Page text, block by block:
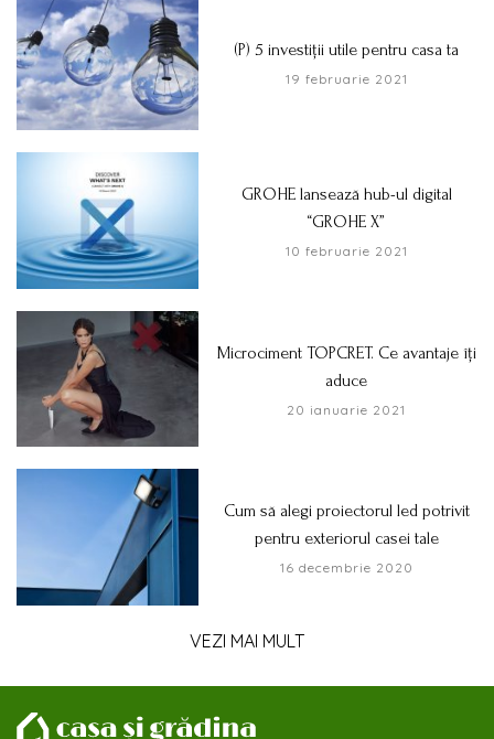
(P) 5 investiții utile pentru casa ta
19 februarie 2021
GROHE lansează hub-ul digital
“GROHE X”
10 februarie 2021
Microciment TOPCRET. Ce avantaje îți
aduce
20 ianuarie 2021
Cum să alegi proiectorul led potrivit
pentru exteriorul casei tale
16 decembrie 2020
VEZI MAI MULT